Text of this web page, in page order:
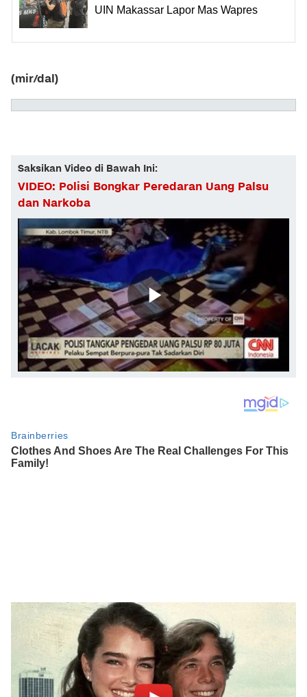
UIN Makassar Lapor Mas Wapres
(mir/dal)
Saksikan Video di Bawah Ini:
VIDEO: Polisi Bongkar Peredaran Uang Palsu
dan Narkoba